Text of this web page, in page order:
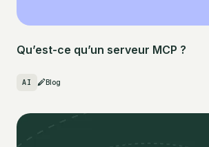
Qu’est-ce qu’un serveur MCP ?
AI Blog